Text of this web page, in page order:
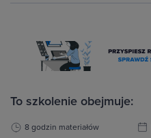
To szkolenie obejmuje:
8 godzin materiałów